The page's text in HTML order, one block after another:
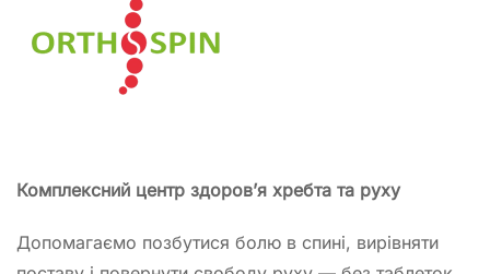
Комплексний центр здоров’я хребта та руху
Допомагаємо позбутися болю в спині, вирівняти